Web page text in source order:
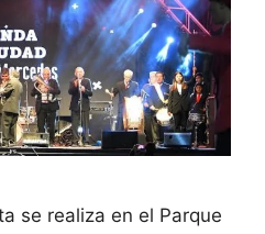
se realiza en el Parque